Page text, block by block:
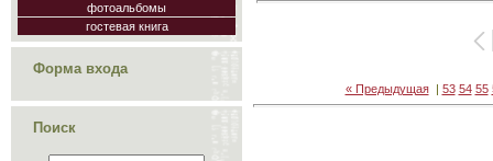
фотоальбомы
гостевая книга
Форма входа
Поиск
« Предыдущая| 53 54 55